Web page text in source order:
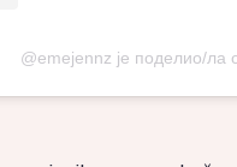
@emejennz је поделио/ла